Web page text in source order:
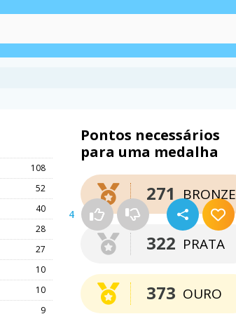
4
108
52
40
28
27
10
10
9
Pontos necessários
para uma medalha
BRONZE
271
PRATA
322
OURO
373